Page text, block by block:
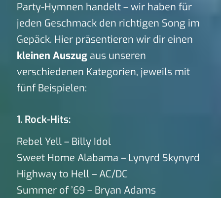
Party-Hymnen handelt – wir haben für
jeden Geschmack den richtigen Song im
Gepäck. Hier präsentieren wir dir einen
kleinen Auszugaus unseren
verschiedenen Kategorien, jeweils mit
fünf Beispielen:
1. Rock-Hits:
Rebel Yell – Billy Idol
Sweet Home Alabama – Lynyrd Skynyrd
Highway to Hell – AC/DC
Summer of ’69 – Bryan Adams